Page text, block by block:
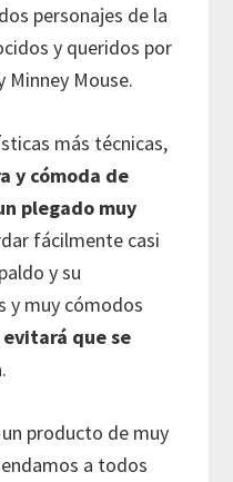
personajes de la
y queridos por
Minney Mouse.
más técnicas,
y cómoda de
plegado muy
fácilmente casi
y su
y muy cómodos
que se
producto de muy
a todos